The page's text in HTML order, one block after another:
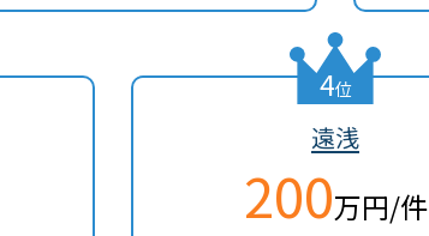
4位
遠浅
200万円/件